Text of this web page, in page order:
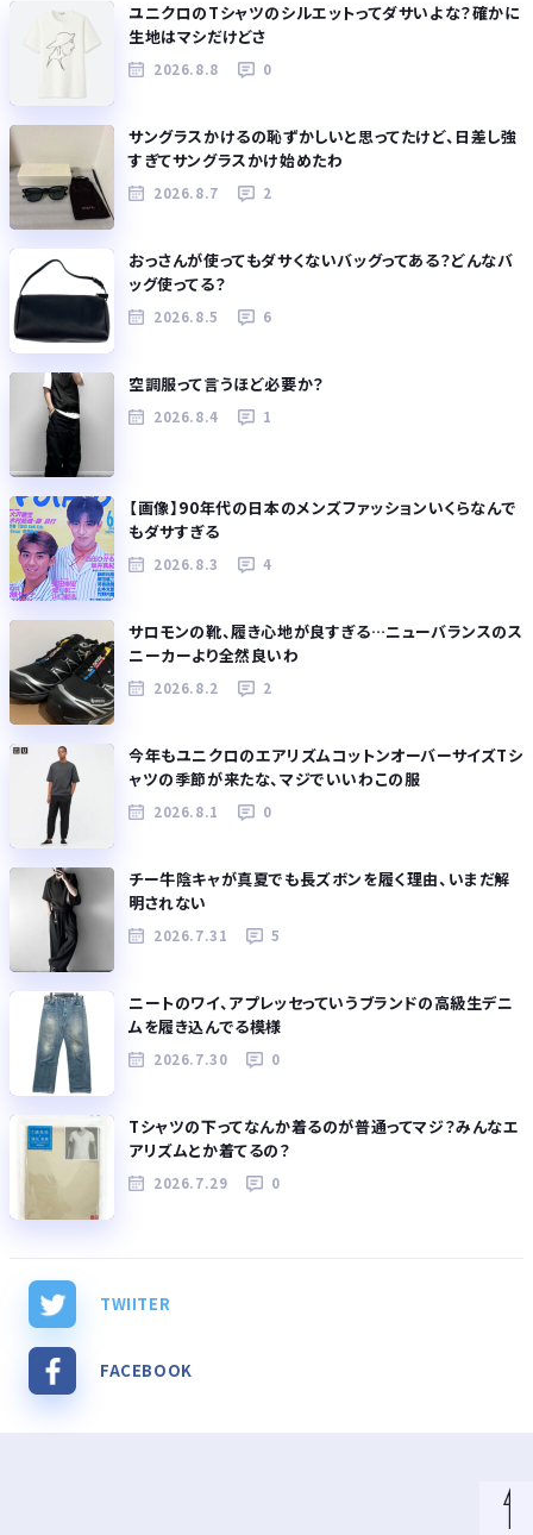
ユニクロのTシャツのシルエットってダサいよな？確かに
生地はマシだけどさ
2026.8.8 0
サングラスかけるの恥ずかしいと思ってたけど、日差し強
すぎてサングラスかけ始めたわ
2026.8.7 2
おっさんが使ってもダサくないバッグってある？どんなバ
ッグ使ってる？
2026.8.5 6
空調服って言うほど必要か？
2026.8.4 1
【画像】90年代の日本のメンズファッションいくらなんで
もダサすぎる
2026.8.3 4
サロモンの靴、履き心地が良すぎる…ニューバランスのス
ニーカーより全然良いわ
2026.8.2 2
今年もユニクロのエアリズムコットンオーバーサイズTシ
ャツの季節が来たな、マジでいいわこの服
2026.8.1 0
チー牛陰キャが真夏でも長ズボンを履く理由、いまだ解
明されない
2026.7.31 5
ニートのワイ、アプレッセっていうブランドの高級生デニ
ムを履き込んでる模様
2026.7.30 0
Tシャツの下ってなんか着るのが普通ってマジ？みんなエ
アリズムとか着てるの？
2026.7.29 0
TWIITER
FACEBOOK